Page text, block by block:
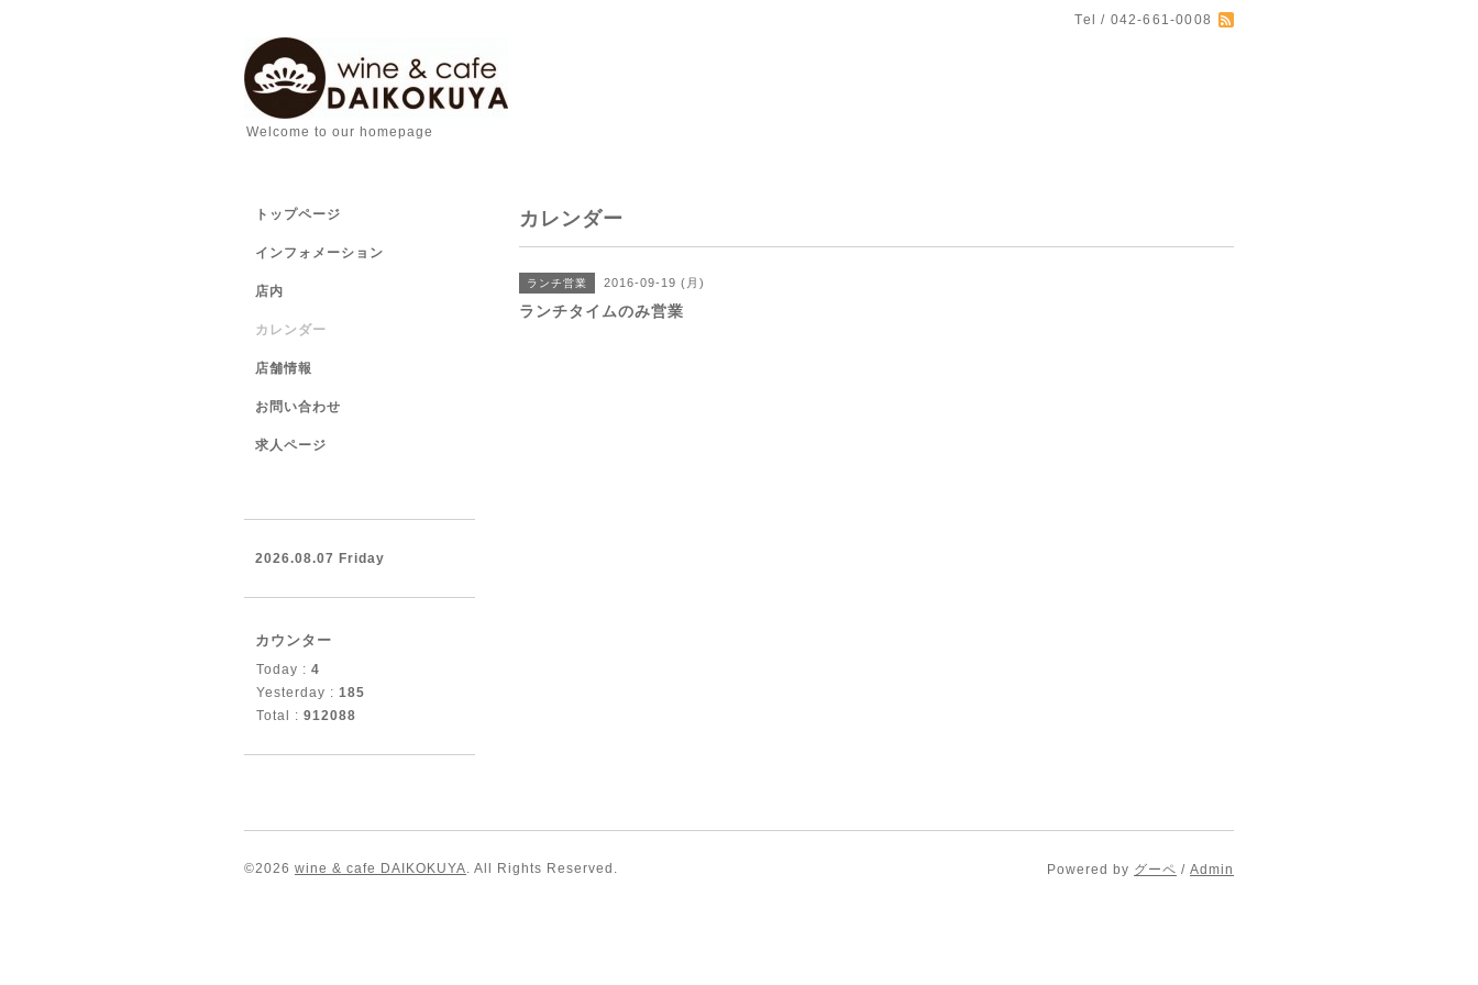
Tel / 042-661-0008
Welcome to our homepage
カレンダー
ランチ営業 2016-09-19 (月)
ランチタイムのみ営業
トップページ
インフォメーション
店内
カレンダー
店舗情報
お問い合わせ
求人ページ
2026.08.07 Friday
カウンター
Today : 4
Yesterday : 185
Total : 912088
©2026 wine & cafe DAIKOKUYA. All Rights Reserved. Powered by グーペ / Admin